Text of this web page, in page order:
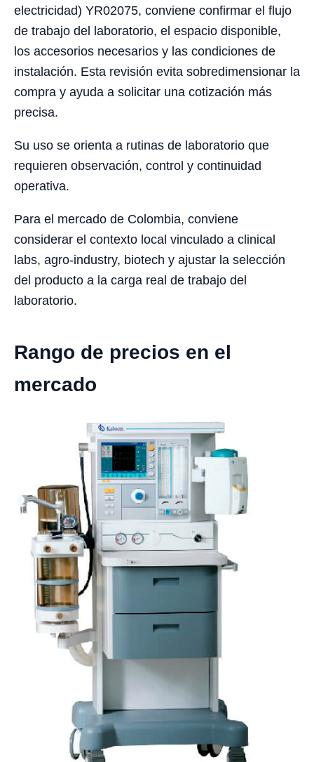
electricidad) YR02075, conviene confirmar el flujo
de trabajo del laboratorio, el espacio disponible,
los accesorios necesarios y las condiciones de
instalación. Esta revisión evita sobredimensionar la
compra y ayuda a solicitar una cotización más
precisa.
Su uso se orienta a rutinas de laboratorio que
requieren observación, control y continuidad
operativa.
Para el mercado de Colombia, conviene
considerar el contexto local vinculado a clinical
labs, agro-industry, biotech y ajustar la selección
del producto a la carga real de trabajo del
laboratorio.
Rango de precios en el
mercado